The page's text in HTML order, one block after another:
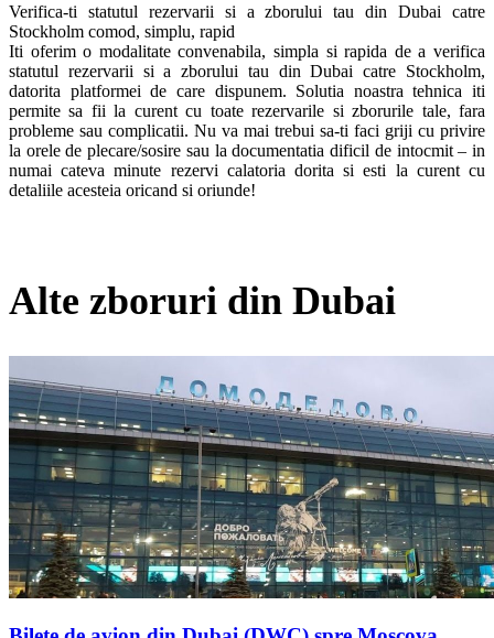
Verifica-ti statutul rezervarii si a zborului tau din Dubai catre
Stockholm comod, simplu, rapid
Iti oferim o modalitate convenabila, simpla si rapida de a verifica
statutul rezervarii si a zborului tau din Dubai catre Stockholm,
datorita platformei de care dispunem. Solutia noastra tehnica iti
permite sa fii la curent cu toate rezervarile si zborurile tale, fara
probleme sau complicatii. Nu va mai trebui sa-ti faci griji cu privire
la orele de plecare/sosire sau la documentatia dificil de intocmit – in
numai cateva minute rezervi calatoria dorita si esti la curent cu
detaliile acesteia oricand si oriunde!
Alte zboruri din Dubai